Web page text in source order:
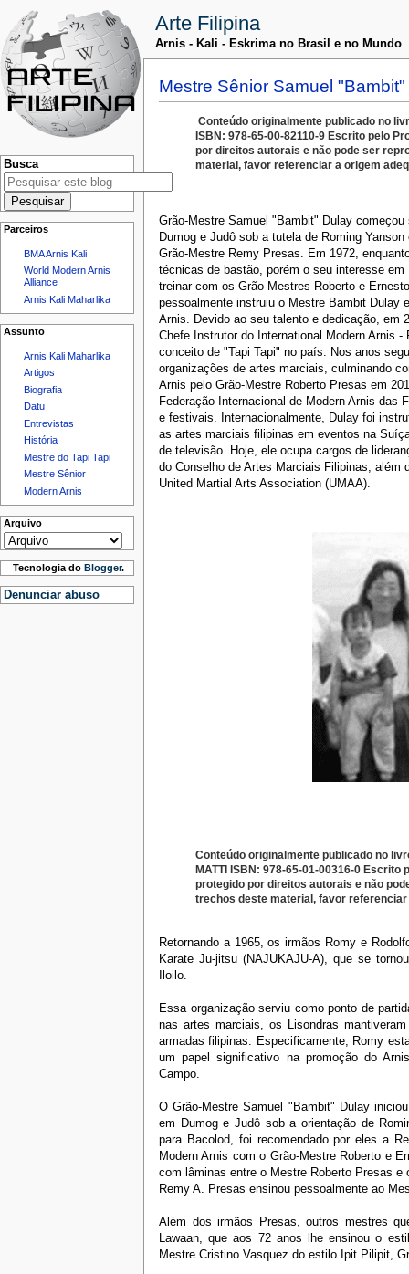
Arte Filipina
Arnis - Kali - Eskrima no Brasil e no Mundo
Busca
Parceiros
BMA Arnis Kali
World Modern Arnis
Alliance
Arnis Kali Maharlika
Assunto
Arnis Kali Maharlika
Artigos
Biografia
Datu
Entrevistas
História
Mestre do Tapi Tapi
Mestre Sênior
Modern Arnis
Arquivo
Tecnologia do Blogger.
Denunciar abuso
Mestre Sênior Samuel
Conteúdo originalmente publicado no
ISBN: 978-65-00-82110-9 Escrito pelo
por direitos autorais e não pode ser
material, favor referenciar a origem
Grão-Mestre Samuel "Bambit" Dulay
Dumog e Judô sob a tutela de Roming
Grão-Mestre Remy Presas. Em 1972,
técnicas de bastão, porém o seu interesse
treinar com os Grão-Mestres Roberto e
pessoalmente instruiu o Mestre Bambit Dulay
Arnis. Devido ao seu talento e dedicação, em
Chefe Instrutor do International Modern Arnis
conceito de "Tapi Tapi" no país. Nos anos
organizações de artes marciais, culminando
Arnis pelo Grão-Mestre Roberto Presas em
Federação Internacional de Modern Arnis das
e festivais. Internacionalmente, Dulay foi
as artes marciais filipinas em eventos na
de televisão. Hoje, ele ocupa cargos de
do Conselho de Artes Marciais Filipinas, além
United Martial Arts Association (UMAA).
Conteúdo originalmente publicado no
MATTI
ISBN: 978-65-01-00316-0 Escrito
protegido por direitos autorais e não
trechos deste material, favor referenciar
Retornando a 1965, os irmãos Romy e
Karate Ju-jitsu (NAJUKAJU-A), que se
Iloilo.
Essa organização serviu como ponto de
nas artes marciais, os Lisondras
armadas filipinas. Especificamente, Romy
um papel significativo na promoção do
Campo.
O Grão-Mestre Samuel "Bambit" Dulay
em Dumog e Judô sob a orientação de
para Bacolod, foi recomendado por eles a
Modern Arnis com o Grão-Mestre Roberto e
com lâminas entre o Mestre Roberto Presas
Remy A. Presas ensinou pessoalmente ao
Além dos irmãos Presas, outros mestres
Lawaan, que aos 72 anos lhe ensinou o
Mestre Cristino Vasquez do estilo Ipit Pilipit,